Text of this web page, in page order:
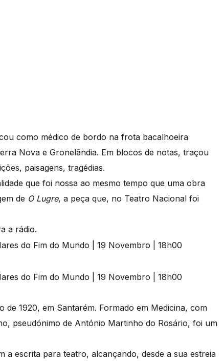
como médico de bordo na frota bacalhoeira
Nova e Gronelândia. Em blocos de notas, traçou
paisagens, tragédias.
que foi nossa ao mesmo tempo que uma obra
de O Lugre, a peça que, no Teatro Nacional foi
a rádio.
de 1920, em Santarém. Formado em Medicina, com
pseudónimo de António Martinho do Rosário, foi um
a escrita para teatro, alcançando, desde a sua estreia